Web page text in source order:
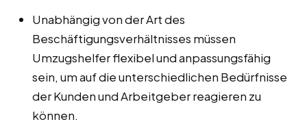
Unabhängig von der Art des
Beschäftigungsverhältnisses müssen
Umzugshelfer flexibel und anpassungsfähig
sein, um auf die unterschiedlichen Bedürfnisse
der Kunden und Arbeitgeber reagieren zu
können.